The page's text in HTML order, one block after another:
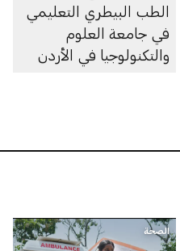
الطب البيطري التعليمي
في جامعة العلوم
والتكنولوجيا في الأردن
الصحة